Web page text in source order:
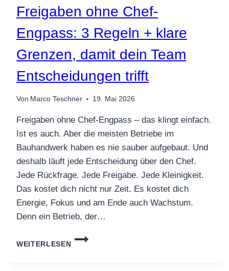
Freigaben ohne Chef-
Engpass: 3 Regeln + klare
Grenzen, damit dein Team
Entscheidungen trifft
Von Marco Teschner 19. Mai 2026
Freigaben ohne Chef-Engpass – das klingt einfach.
Ist es auch. Aber die meisten Betriebe im
Bauhandwerk haben es nie sauber aufgebaut. Und
deshalb läuft jede Entscheidung über den Chef.
Jede Rückfrage. Jede Freigabe. Jede Kleinigkeit.
Das kostet dich nicht nur Zeit. Es kostet dich
Energie, Fokus und am Ende auch Wachstum.
Denn ein Betrieb, der…
WEITERLESEN
FREIGABEN
OHNE